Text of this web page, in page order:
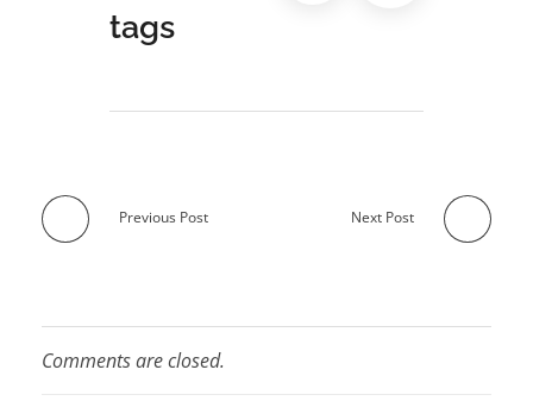
tags
Previous Post Next Post
Comments are closed.